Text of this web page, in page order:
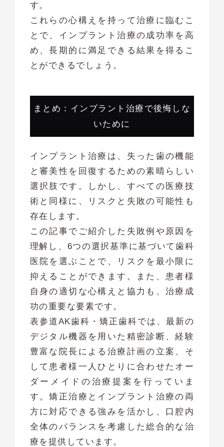
す。
これらの心構えを持って治療に臨むこ
とで、インプラント治療の成功率を高
め、長期的に満足できる結果を得るこ
とができるでしょう。
まとめ：インプラント治療で後悔しな
いために
インプラント治療は、失った歯の機能
と審美性を回復するための素晴らしい
選択肢です。しかし、すべての医療技
術と同様に、リスクと失敗の可能性も
存在します。
この記事でご紹介した失敗例や原因を
理解し、6つの選択基準に基づいて歯科
医院を選ぶことで、リスクを最小限に
抑えることができます。また、患者様
自身の適切な心構えと協力も、治療成
功の重要な要素です。
表参道AK歯科・矯正歯科では、最新の
デジタル機器を用いた精密診断、経験
豊富な院長による治療計画の立案、そ
して患者様一人ひとりに合わせたオー
ダーメイドの治療提案を行っていま
す。矯正治療とインプラント治療の両
方に対応できる強みを活かし、口腔内
全体のバランスを考慮した総合的な治
療を提供しています。